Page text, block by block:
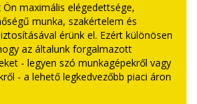
Ön maximális elégedettsége,
munka, szakértelem és
érünk el. Ezért különösen
az általunk forgalmazott
- legyen szó munkagépekről vagy
- a lehető legkedvezőbb piaci áron